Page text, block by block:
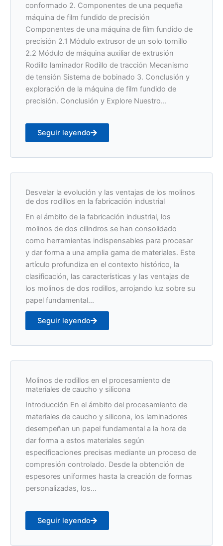
conformado 2. Componentes de una pequeña
máquina de film fundido de precisión
Componentes de una máquina de film fundido de
precisión 2.1 Módulo extrusor de un solo tornillo
2.2 Módulo de máquina auxiliar de extrusión
Rodillo laminador Rodillo de tracción Mecanismo
de tensión Sistema de bobinado 3. Conclusión y
exploración de la máquina de film fundido de
precisión. Conclusión y Explore Nuestro...
Seguir leyendo
Desvelar la evolución y las ventajas de los molinos
de dos rodillos en la fabricación industrial
En el ámbito de la fabricación industrial, los
molinos de dos cilindros se han consolidado
como herramientas indispensables para procesar
y dar forma a una amplia gama de materiales. Este
artículo profundiza en el contexto histórico, la
clasificación, las características y las ventajas de
los molinos de dos rodillos, arrojando luz sobre su
papel fundamental...
Seguir leyendo
Molinos de rodillos en el procesamiento de
materiales de caucho y silicona
Introducción En el ámbito del procesamiento de
materiales de caucho y silicona, los laminadores
desempeñan un papel fundamental a la hora de
dar forma a estos materiales según
especificaciones precisas mediante un proceso de
compresión controlado. Desde la obtención de
espesores uniformes hasta la creación de formas
personalizadas, los...
Seguir leyendo